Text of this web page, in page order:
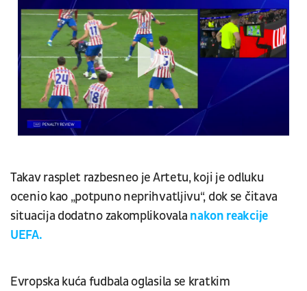
Takav rasplet razbesneo je Artetu, koji je odluku
ocenio kao „potpuno neprihvatljivu“, dok se čitava
situacija dodatno zakomplikovala nakon reakcije
UEFA.
Evropska kuća fudbala oglasila se kratkim